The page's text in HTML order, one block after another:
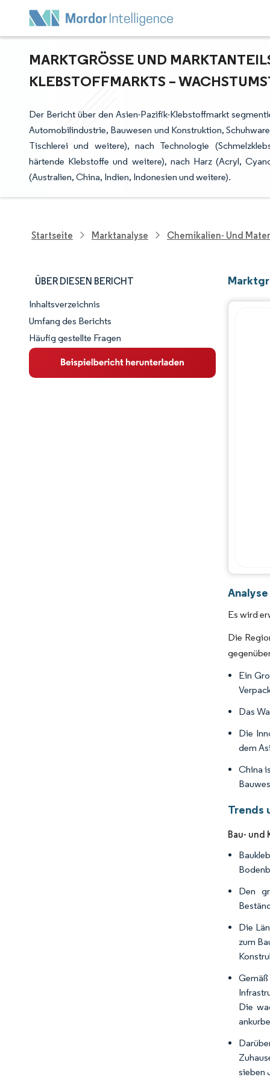
MARKTGRÖSSE UND
LEBSTOFFMARKTS –
Der Bericht über den Asien-Pazifik-Klebstoffmarkt
Automobilindustrie, Bauwesen und Konstruktion,
Tischlerei und weitere), nach Technologie
härtende Klebstoffe und weitere), nach Harz (Acryl,
(Australien, China, Indien, Indonesien und weitere).
Startseite Marktanalyse Chemikalien- Und
ÜBER DIESEN BERICHT
Marktschnappschuss
Marktübersicht
Wichtige Markttrends
Inhaltsverzeichnis
Umfang des Berichts
Häufig gestellte Fragen
Es wird
Die
Ein
Das
Die
dem
China
Trends
Bau- und
Den
Die
zum
Die
sieben